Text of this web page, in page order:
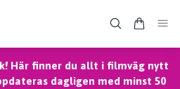
Här finner du allt i filmväg nytt
dagligen med minst 50